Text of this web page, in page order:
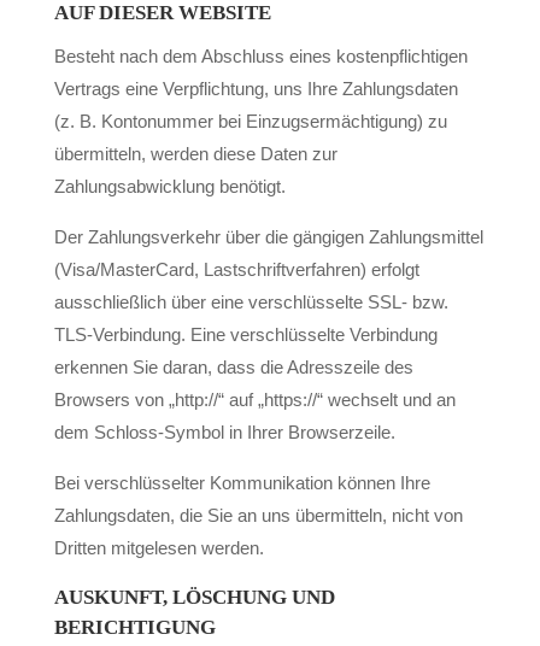
AUF DIESER WEBSITE
Besteht nach dem Abschluss eines kostenpflichtigen
Vertrags eine Verpflichtung, uns Ihre Zahlungsdaten
(z. B. Kontonummer bei Einzugsermächtigung) zu
übermitteln, werden diese Daten zur
Zahlungsabwicklung benötigt.
Der Zahlungsverkehr über die gängigen Zahlungsmittel
(Visa/MasterCard, Lastschriftverfahren) erfolgt
ausschließlich über eine verschlüsselte SSL- bzw.
TLS-Verbindung. Eine verschlüsselte Verbindung
erkennen Sie daran, dass die Adresszeile des
Browsers von „http://“ auf „https://“ wechselt und an
dem Schloss-Symbol in Ihrer Browserzeile.
Bei verschlüsselter Kommunikation können Ihre
Zahlungsdaten, die Sie an uns übermitteln, nicht von
Dritten mitgelesen werden.
AUSKUNFT, LÖSCHUNG UND
BERICHTIGUNG